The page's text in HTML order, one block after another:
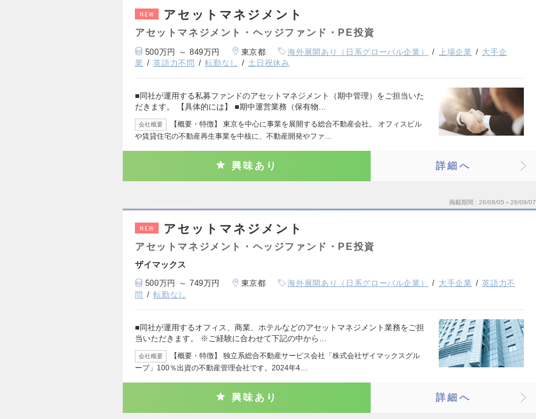
NEW アセットマネジメント
アセットマネジメント・ヘッジファンド・PE投資
500万円 ～ 849万円 東京都 海外展開あり（日系グローバル企業） 上場企業
大手企
業
英語力不問 転勤なし 土日祝休み
■同社が運用する私募ファンドのアセットマネジメント（期中管理）をご担当いた
だきます。 【具体的には】 ■期中運営業務（保有物…
会社概要
【概要・特徴】 東京を中心に事業を展開する総合不動産会社。 オフィスビル
や賃貸住宅の不動産再生事業を中核に、不動産開発やファ…
興味あり 詳細へ
掲載期間 26/08/05～26/09/07
NEW アセットマネジメント
アセットマネジメント・ヘッジファンド・PE投資
ザイマックス
500万円 ～ 749万円 東京都 海外展開あり（日系グローバル企業） 大手企業
英語力不
問
転勤なし
■同社が運用するオフィス、商業、ホテルなどのアセットマネジメント業務をご担
当いただきます。 ※ご経験に合わせて下記の中から…
会社概要
【概要・特徴】 独立系総合不動産サービス会社「株式会社ザイマックスグル
ープ」100％出資の不動産管理会社です。2024年4…
興味あり 詳細へ